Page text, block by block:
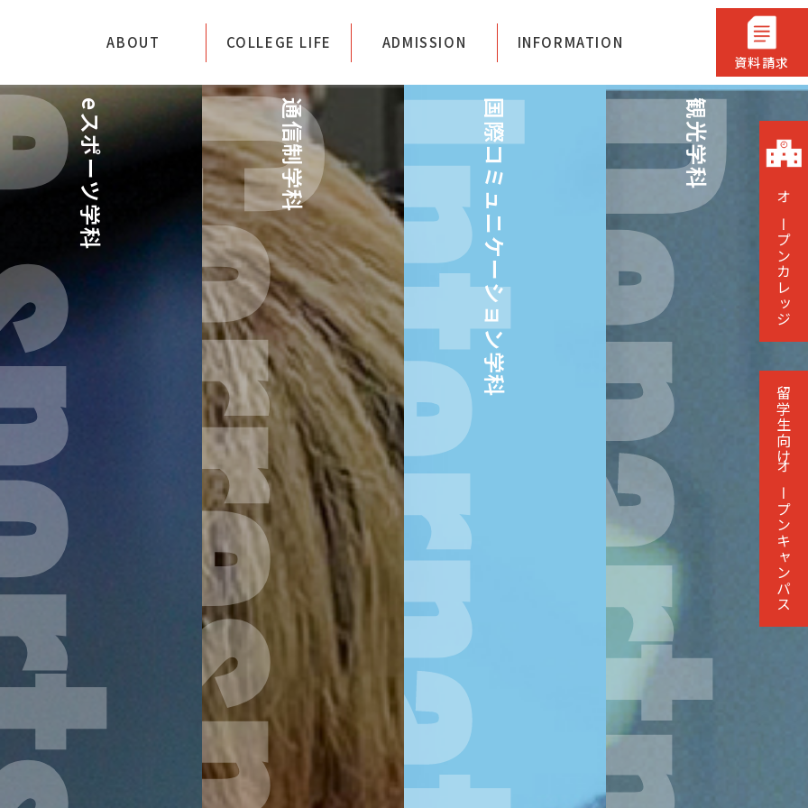
専門学校アートカレッジ神戸
ABOUT COLLEGE LIFE ADMISSION INFORMATION
資料請求
オープンカレッジ
留学生向け
オープンキャンパス
eスポーツ学科 通信制学科 国際コミュニケーション学科 観光学科